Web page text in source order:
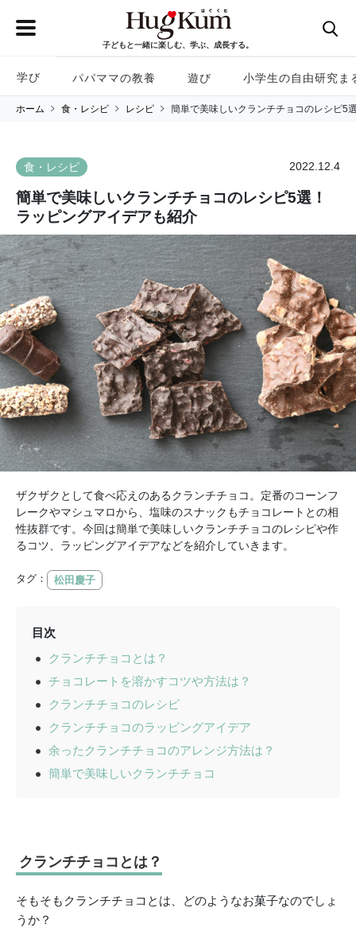
子どもと一緒に楽しむ、学ぶ、成長する。
学び パパママの教養 遊び 小学生の自由研究ま
ホーム 食・レシピ レシピ 簡単で美味しいクランチチョコのレシピ5
食・レシピ 2022.12.4
簡単で美味しいクランチチョコのレシピ5選！
ラッピングアイデアも紹介
ザクザクとして食べ応えのあるクランチチョコ。定番のコーンフ
レークやマシュマロから、塩味のスナックもチョコレートとの相
性抜群です。今回は簡単で美味しいクランチチョコのレシピや作
るコツ、ラッピングアイデアなどを紹介していきます。
タグ： 松田慶子
目次
クランチチョコとは？
チョコレートを溶かすコツや方法は？
クランチチョコのレシピ
クランチチョコのラッピングアイデア
余ったクランチチョコのアレンジ方法は？
簡単で美味しいクランチチョコ
クランチチョコとは？
そもそもクランチチョコとは、どのようなお菓子なのでしょ
うか？